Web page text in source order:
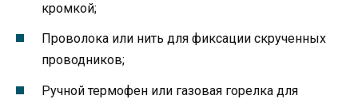
кромкой;
Проволока или нить для фиксации скрученных
проводников;
Ручной термофен или газовая горелка для